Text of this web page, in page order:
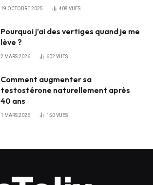
19 OCTOBRE 2025 408 VUES
Pourquoi j’ai des vertiges quand je me
lève ?
2 MARS 2026 602VUES
Comment augmenter sa
testostérone naturellement après
40 ans
1 MARS 2026 150VUES